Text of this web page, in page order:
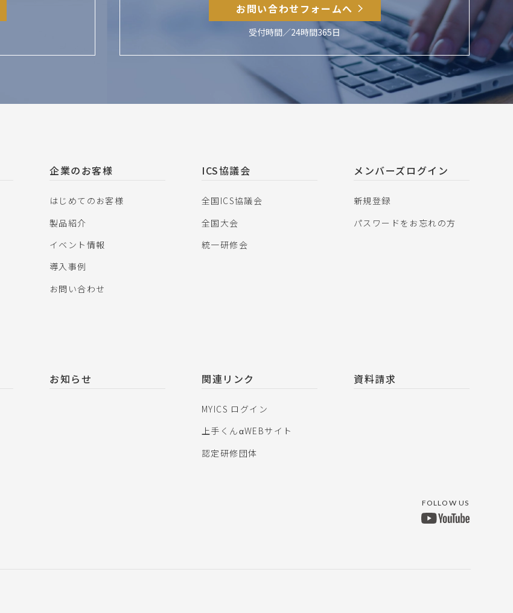
お問い合わせフォームへ
受付時間／24時間365日
企業のお客様
はじめてのお客様
製品紹介
イベント情報
導入事例
お問い合わせ
ICS協議会
全国ICS協議会
全国大会
統一研修会
メンバーズログイン
新規登録
パスワードをお忘れの方
お知らせ 関連リンク
MYICS ログイン
上手くんαWEBサイト
認定研修団体
資料請求
FOLLOW US